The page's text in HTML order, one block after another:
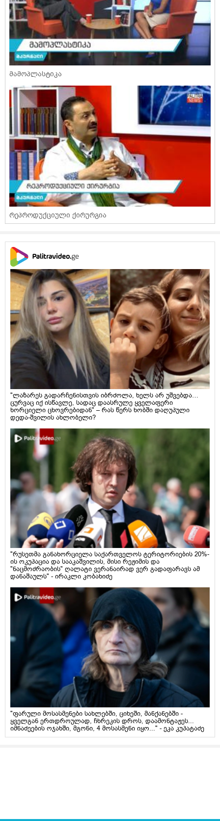
მამოპლასტიკა
რეპროდუქციული ქირურგია
"ლაზარეს გადარჩენისთვის იბრძოლა, ხელს არ უშვებდა…
ცურვაც იქ ისწავლე, სადაც დაასრულე ყველაფერი
ხორციელი ცხოვრებიდან" – რას წერს ხობში დაღუპული
დედა-შვილის ახლობელი?
"რუსეთმა განახორციელა საქართველოს ტერიტორიების 20%-
ის ოკუპაცია და სააკაშვილის, მისი რეჟიმის და
"ნაცმოძრაობის" ღალატი ვერანაირად ვერ გადაფარავს ამ
დანაშაულს" - ირაკლი კობახიძე
"ფარული მოსასმენები სახლებში, ციხეში, მანქანებში -
ყველგან ერთდროულად, ჩხრეკის დროს, დაამონტაჟეს...
იმნაძეების ოჯახში, მგონი, 4 მოსასმენი იყო..." - ეკა კუპატაძე